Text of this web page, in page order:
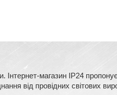
магазин IP24
від провідних світових